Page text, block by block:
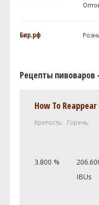
Бир.рф
Рецепты пивоваров
How To
Крепость: Горечь:
3.800 %
IBUs